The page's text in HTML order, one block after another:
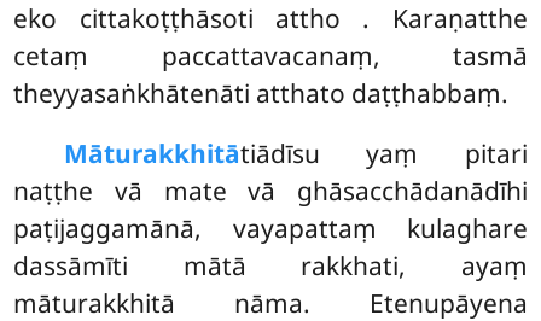
eko cittakoṭṭhāsoti attho . Karaṇatthe
cetaṃ paccattavacanaṃ, tasmā
theyyasaṅkhātenāti atthato daṭṭhabbaṃ.
Māturakkhitātiādīsu yaṃ pitari
naṭṭhe vā mate vā ghāsacchādanādīhi
paṭijaggamānā, vayapattaṃ kulaghare
dassāmīti mātā rakkhati, ayaṃ
māturakkhitā nāma. Etenupāyena